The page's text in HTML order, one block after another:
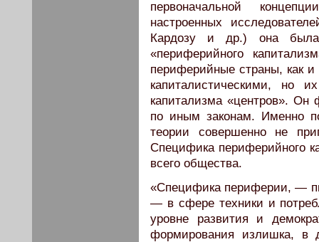
первоначальной
настроенных
Кардозу и др.) она
«периферийного
периферийные страны, как
капиталистическими, но
капитализма «центров». Он
по иным законам. Именно
теории совершенно не
Специфика периферийного
всего общества.
«Специфика периферии, —
— в сфере техники и
уровне развития и
формирования излишка, в